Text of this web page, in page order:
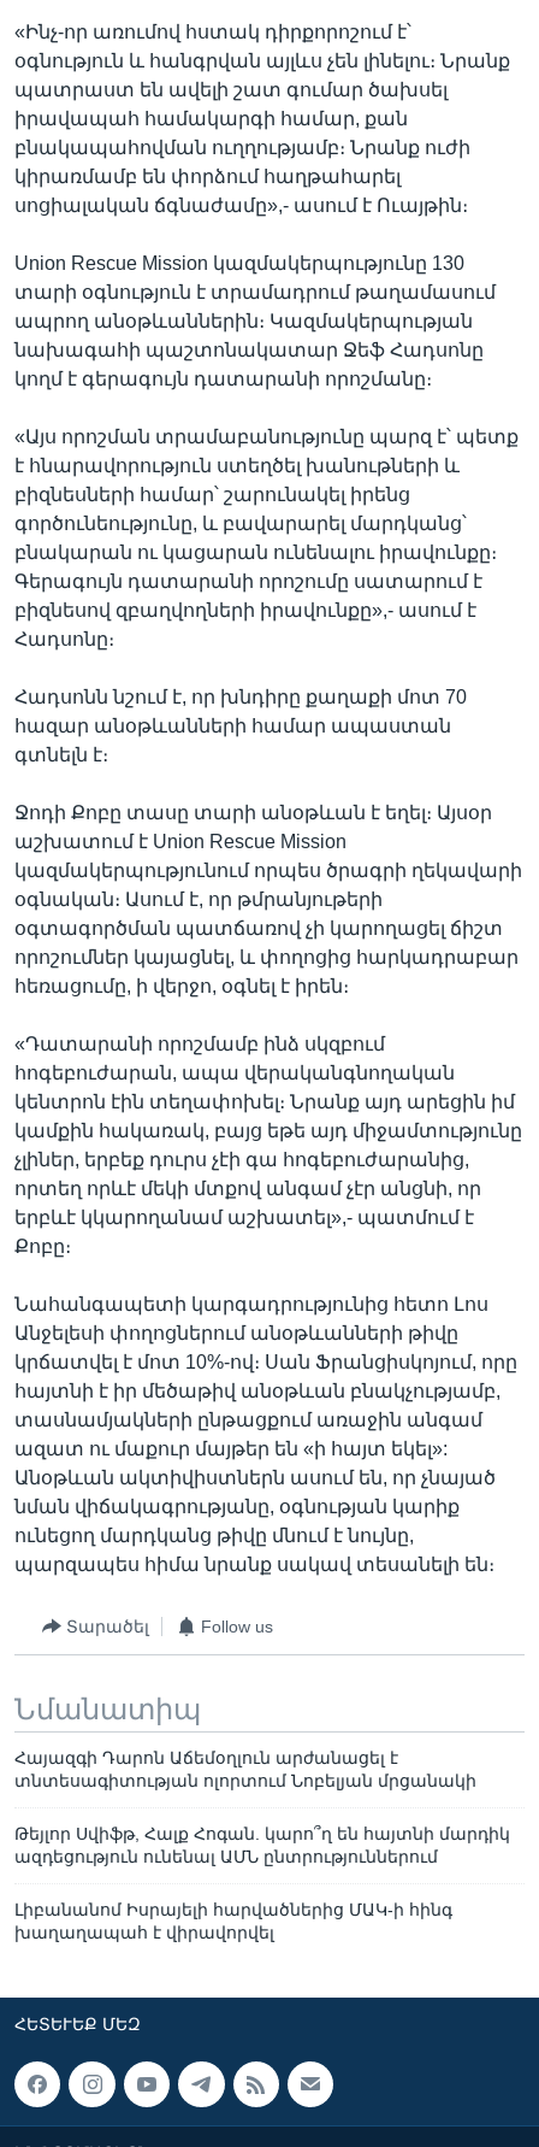
«Ինչ-որ առումով հստակ դիրքորոշում է՝
օգնություն և հանգրվան այլևս չեն լինելու։ Նրանք
պատրաստ են ավելի շատ գումար ծախսել
իրավապահ համակարգի համար, քան
բնակապահովման ուղղությամբ։ Նրանք ուժի
կիրառմամբ են փորձում հաղթահարել
սոցիալական ճգնաժամը»,- ասում է Ուայթին։
Union Rescue Mission կազմակերպությունը 130
տարի օգնություն է տրամադրում թաղամասում
ապրող անօթևաններին։ Կազմակերպության
նախագահի պաշտոնակատար Ջեֆ Հադսոնը
կողմ է գերագույն դատարանի որոշմանը։
«Այս որոշման տրամաբանությունը պարզ է՝ պետք
է հնարավորություն ստեղծել խանութների և
բիզնեսների համար՝ շարունակել իրենց
գործունեությունը, և բավարարել մարդկանց՝
բնակարան ու կացարան ունենալու իրավունքը։
Գերագույն դատարանի որոշումը սատարում է
բիզնեսով զբաղվողների իրավունքը»,- ասում է
Հադսոնը։
Հադսոնն նշում է, որ խնդիրը քաղաքի մոտ 70
հազար անօթևանների համար ապաստան
գտնելն է։
Ջոդի Քոբը տասը տարի անօթևան է եղել։ Այսօր
աշխատում է Union Rescue Mission
կազմակերպությունում որպես ծրագրի ղեկավարի
օգնական։ Ասում է, որ թմրանյութերի
օգտագործման պատճառով չի կարողացել ճիշտ
որոշումներ կայացնել, և փողոցից հարկադրաբար
հեռացումը, ի վերջո, օգնել է իրեն։
«Դատարանի որոշմամբ ինձ սկզբում
հոգեբուժարան, ապա վերականգնողական
կենտրոն էին տեղափոխել։ Նրանք այդ արեցին իմ
կամքին հակառակ, բայց եթե այդ միջամտությունը
չլիներ, երբեք դուրս չէի գա հոգեբուժարանից,
որտեղ որևէ մեկի մտքով անգամ չէր անցնի, որ
երբևէ կկարողանամ աշխատել»,- պատմում է
Քոբը։
Նահանգապետի կարգադրությունից հետո Լոս
Անջելեսի փողոցներում անօթևանների թիվը
կրճատվել է մոտ 10%-ով։ Սան Ֆրանցիսկոյում, որը
հայտնի է իր մեծաթիվ անօթևան բնակչությամբ,
տասնամյակների ընթացքում առաջին անգամ
ազատ ու մաքուր մայթեր են «ի հայտ եկել»:
Անօթևան ակտիվիստներն ասում են, որ չնայած
նման վիճակագրությանը, օգնության կարիք
ունեցող մարդկանց թիվը մնում է նույնը,
պարզապես հիմա նրանք սակավ տեսանելի են։
Տարածել Follow us
Նմանատիպ
Հայազգի Դարոն Աճեմօղլուն արժանացել է
տնտեսագիտության ոլորտում Նոբելյան մրցանակի
Թեյլոր Սվիֆթ, Հալք Հոգան. կարո՞ղ են հայտնի մարդիկ
ազդեցություն ունենալ ԱՄՆ ընտրություններում
Լիբանանոմ Իսրայելի հարվածներից ՄԱԿ-ի հինգ
խաղաղապահ է վիրավորվել
ՀԵՏԵՒԵՔ ՄԵԶ